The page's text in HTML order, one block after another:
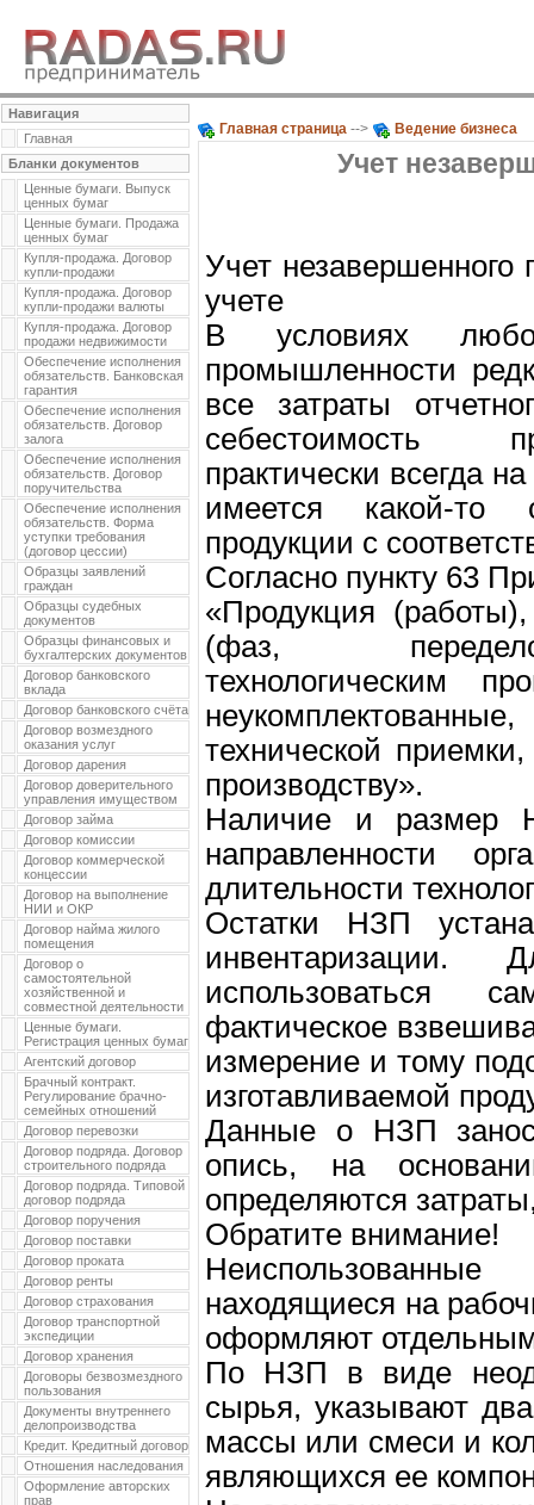
Навигация
Главная
Бланки документов
Ценные бумаги. Выпуск
ценных бумаг
Ценные бумаги. Продажа
ценных бумаг
Купля-продажа. Договор
купли-продажи
Купля-продажа. Договор
купли-продажи валюты
Купля-продажа. Договор
продажи недвижимости
Обеспечение исполнения
обязательств. Банковская
гарантия
Обеспечение исполнения
обязательств. Договор
залога
Обеспечение исполнения
обязательств. Договор
поручительства
Обеспечение исполнения
обязательств. Форма
уступки требования
(договор цессии)
Образцы заявлений
граждан
Образцы судебных
документов
Образцы финансовых и
бухгалтерских документов
Договор банковского
вклада
Договор банковского счёта
Договор возмездного
оказания услуг
Договор дарения
Договор доверительного
управления имуществом
Договор займа
Договор комиссии
Договор коммерческой
концессии
Договор на выполнение
НИИ и ОКР
Договор найма жилого
помещения
Договор о
самостоятельной
хозяйственной и
совместной деятельности
Ценные бумаги.
Регистрация ценных бумаг
Агентский договор
Брачный контракт.
Регулирование брачно-
семейных отношений
Договор перевозки
Договор подряда. Договор
строительного подряда
Договор подряда. Типовой
договор подряда
Договор поручения
Договор поставки
Договор проката
Договор ренты
Договор страхования
Договор транспортной
экспедиции
Договор хранения
Договоры безвозмездного
пользования
Документы внутреннего
делопроизводства
Кредит. Кредитный договор
Отношения наследования
Оформление авторских
прав
Главная страница --> Ведение бизнеса
Учет
Учет незавершенного
учете
В условиях
промышленности
все затраты
себестоимость
практически всегда
имеется какой-то
продукции с
Согласно пункту 63
«Продукция
(фаз,
технологическим
технической
производству».
Наличие и размер
направленности
длительности
Остатки НЗП
использоваться
фактическое
измерение и тому
изготавливаемой
Данные о НЗП
опись, на
определяются
Обратите внимание!
находящиеся на
оформляют
По НЗП в виде
сырья, указывают
массы или смеси и
являющихся ее